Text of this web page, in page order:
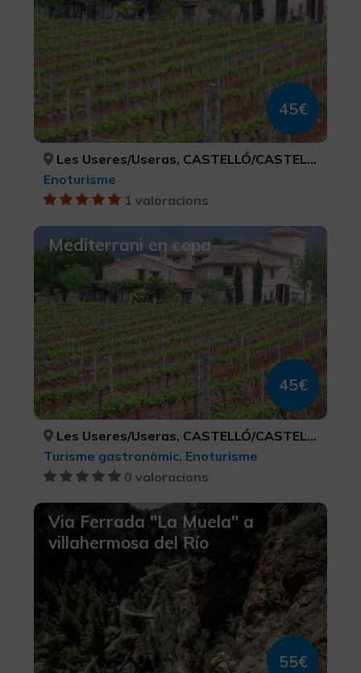
45€
Les Useres/Useras, CASTELLÓ/CASTELLÓN
Enoturisme
1 valoracions
Mediterrani en copa
45€
Les Useres/Useras, CASTELLÓ/CASTELLÓN
Turisme gastronòmic, Enoturisme
0 valoracions
Via Ferrada "La Muela" a
villahermosa del Río
55€